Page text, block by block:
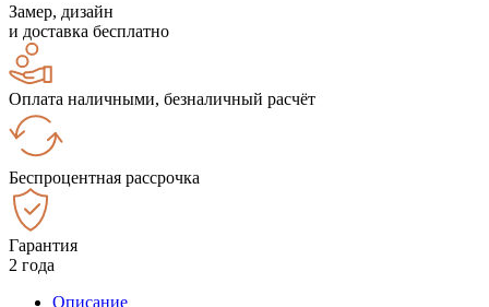
Замер, дизайн
и доставка бесплатно
Оплата наличными, безналичный расчёт
Беспроцентная рассрочка
Гарантия
2 года
Описание